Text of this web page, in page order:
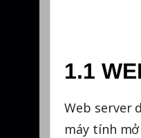
1.1
Web server
máy tính